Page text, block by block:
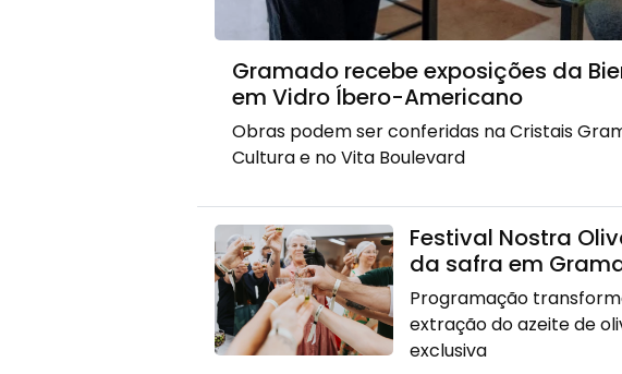
Gramado recebe exposições da
em Vidro Íbero-Americano
Obras podem ser conferidas na Cristais
Cultura e no Vita Boulevard
Festival Nostra
da safra em
Programação
extração do azeite de
exclusiva